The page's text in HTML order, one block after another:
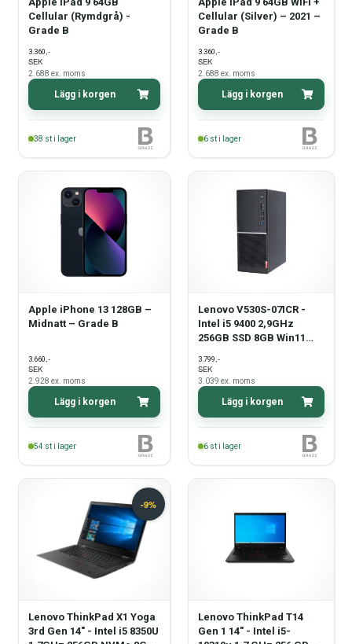
Cellular (Rymdgrå) -
Grade B
3.360,-
SEK
2.688 ex. moms
Lägg i korgen
38 st i lager
Cellular (Silver) – 2021 –
Grade B
3.360,-
SEK
2.688 ex. moms
Lägg i korgen
6 st i lager
Apple iPhone 13 128GB –
Midnatt – Grade B
3.660,-
SEK
2.928 ex. moms
Lägg i korgen
54 st i lager
Lenovo V530S-07ICR -
Intel i5 9400 2,9GHz
256GB SSD 8GB Win11
3.799,-
SEK
3.039 ex. moms
Lägg i korgen
6 st i lager
Lenovo ThinkPad X1 Yoga
3rd Gen 14" - Intel i5 8350U
Lenovo ThinkPad T14
Gen 1 14" - Intel i5-